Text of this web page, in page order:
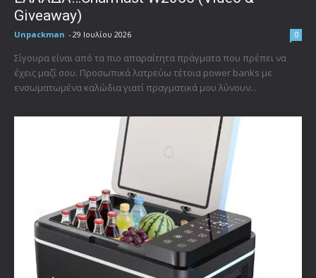
Giveaway)
Unpackman - 29 Ιουλίου 2026 0
Σίγουρα είναι από τα πιο απαραίτητα πράγματα που πρέπει να
έχεις μαζί σου. Προσωπικά λατρεύω τέτοια power banks με
ενσωματωμένα καλώδια γιατί πραγματικά μου λύνουν...